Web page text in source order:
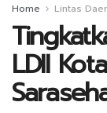
Home Lintas
LDII